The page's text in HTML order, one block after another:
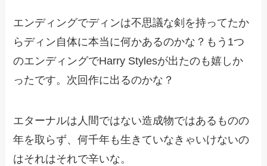
エンディングでディンは不思議な剣を持ってたか
らディン自体に本当に何かあるのかな？もう1つ
のエンディングでHarry Stylesが出たのも嬉しか
ったです。次回作に出るのかな？
エターナルは人間ではない造成物ではあるものの
年を取らず、何千年も生きていなきゃいけないの
はそれはそれで辛いな。